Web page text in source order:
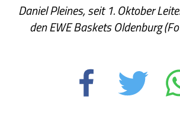
Daniel Pleines, seit 1. Oktober
den EWE Baskets Oldenburg